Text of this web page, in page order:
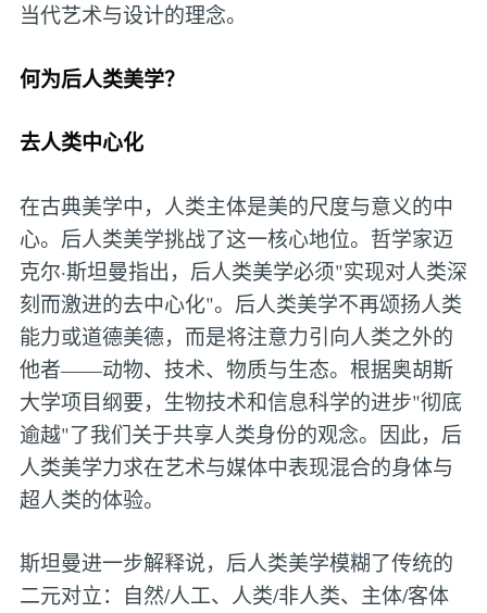
当代艺术与设计的理念。
何为后人类美学？
去人类中心化
在古典美学中，人类主体是美的尺度与意义的中
心。后人类美学挑战了这一核心地位。哲学家迈
克尔·斯坦曼指出，后人类美学必须"实现对人类深
刻而激进的去中心化"。后人类美学不再颂扬人类
能力或道德美德，而是将注意力引向人类之外的
他者——动物、技术、物质与生态。根据奥胡斯
大学项目纲要，生物技术和信息科学的进步"彻底
逾越"了我们关于共享人类身份的观念。因此，后
人类美学力求在艺术与媒体中表现混合的身体与
超人类的体验。
斯坦曼进一步解释说，后人类美学模糊了传统的
二元对立：自然/人工、人类/非人类、主体/客体